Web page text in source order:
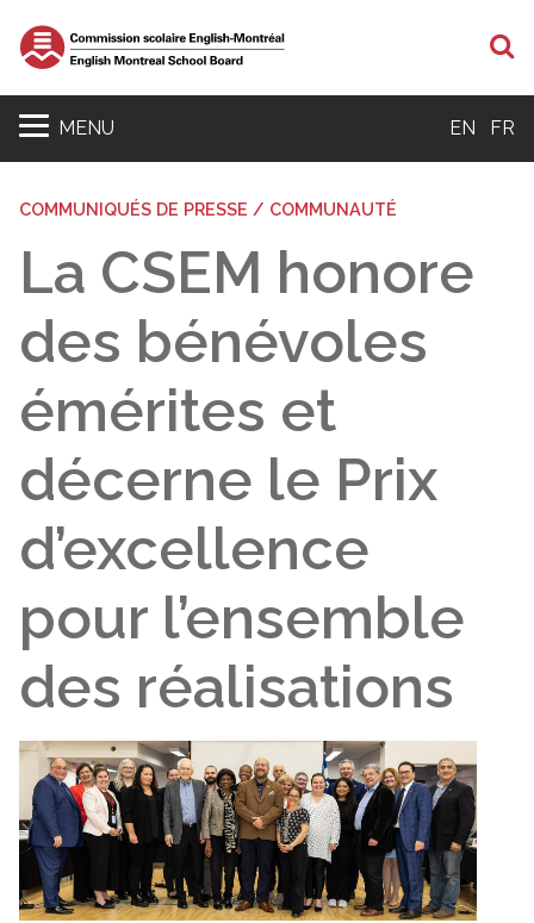
MENU EN FR
COMMUNIQUÉS DE PRESSE / COMMUNAUTÉ
La CSEM honore
des bénévoles
émérites et
décerne le Prix
d’excellence
pour l’ensemble
des réalisations